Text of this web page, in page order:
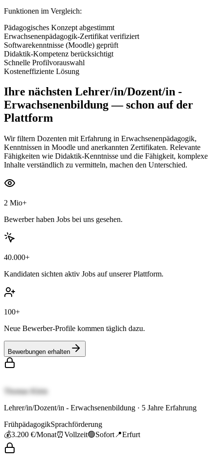
Funktionen im Vergleich:
Pädagogisches Konzept abgestimmt
Erwachsenenpädagogik-Zertifikat verifiziert
Softwarekenntnisse (Moodle) geprüft
Didaktik-Kompetenz berücksichtigt
Schnelle Profilvorauswahl
Kosteneffiziente Lösung
Ihre nächsten Lehrer/in/Dozent/in -
Erwachsenenbildung— schon auf der
Plattform
Wir filtern Dozenten mit Erfahrung in Erwachsenenpädagogik,
Kenntnissen in Moodle und anerkannten Zertifikaten. Relevante
Fähigkeiten wie Didaktik-Kenntnisse und die Fähigkeit, komplexe
Inhalte verständlich zu vermitteln, machen den Unterschied.
2 Mio+
Bewerber haben Jobs bei uns gesehen.
40.000+
Kandidaten sichten aktiv Jobs auf unserer Plattform.
100+
Neue Bewerber-Profile kommen täglich dazu.
Bewerbungen erhalten
Thomas Klein
Lehrer/in/Dozent/in - Erwachsenenbildung · 5 Jahre Erfahrung
FrühpädagogikSprachförderung
💰3.200 €/Monat⏰Vollzeit🟢Sofort 📍Erfurt